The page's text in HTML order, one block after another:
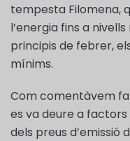
tempesta Filomena,
l’energia fins a
principis de febrer,
mínims.
Com comentàvem fa
es va deure a
dels preus d’emissió